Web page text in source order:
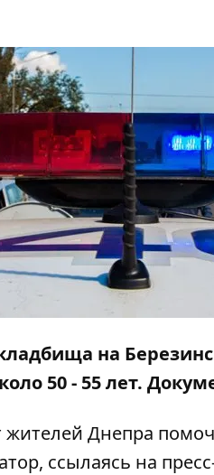
на
50 - 55 лет.
жителей Днепра
, ссылаясь на